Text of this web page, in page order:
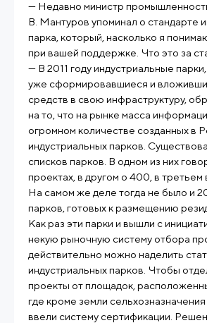
— Недавно министр
В. Мантуров упоминал о стандарте
парка, который, насколько я
при вашей поддержке. Что это за
— В 2011 году индустриальные
уже сформировавшиеся и
средств в свою инфраструктуру,
на то, что на рынке масса
огромном количестве созданных в
индустриальных парков.
списков парков. В одном из них
проектах, в другом о 400, в
На самом же деле тогда не было и
парков, готовых к размещению
Как раз эти парки и вышли с
некую рыночную систему отбора
действительно можно наделить
индустриальных парков. Чтобы
проекты от площадок,
где кроме земли
ввели систему сертификации.